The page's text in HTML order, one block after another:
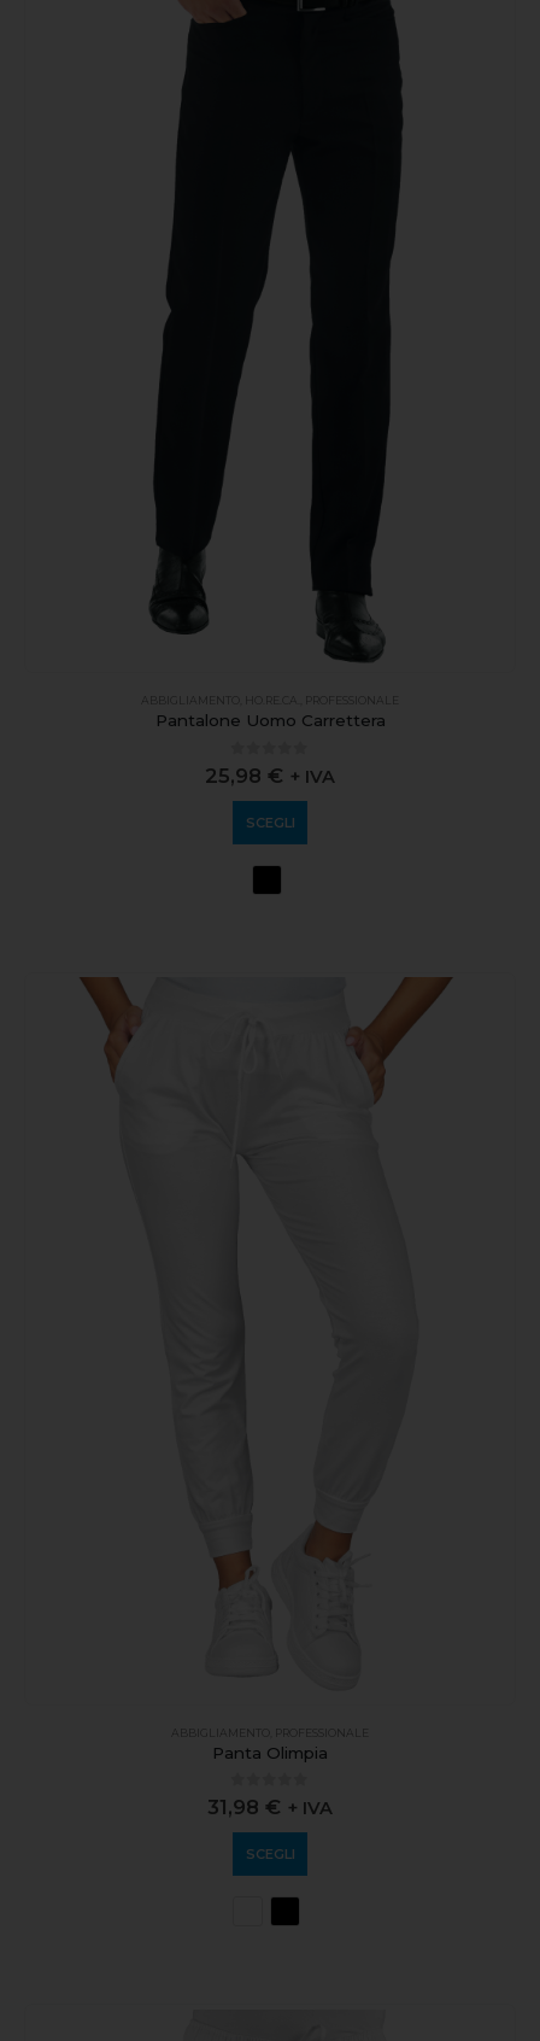
ABBIGLIAMENTO HO.RE.CA. PROFESSIONALE
Pantalone Uomo Carrettera
0out of 5
25,98 € + IVA
SCEGLI
ABBIGLIAMENTO PROFESSIONALE
Panta Olimpia
0out of 5
31,98 € + IVA
SCEGLI